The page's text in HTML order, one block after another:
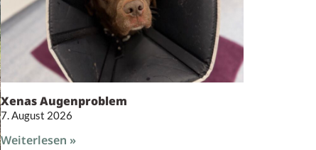
Xenas Augenproblem
7. August 2026
Weiterlesen »